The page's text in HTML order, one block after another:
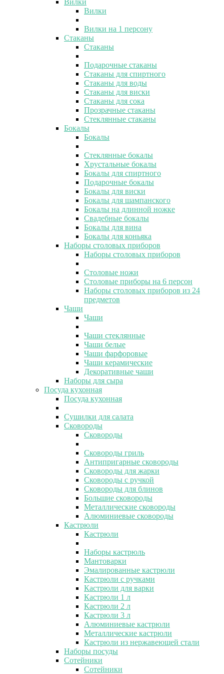
Вилки
Вилки на 1 персону
Стаканы
Стаканы
Подарочные стаканы
Стаканы для спиртного
Стаканы для воды
Стаканы для виски
Стаканы для сока
Прозрачные стаканы
Стеклянные стаканы
Бокалы
Бокалы
Стеклянные бокалы
Хрустальные бокалы
Бокалы для спиртного
Подарочные бокалы
Бокалы для виски
Бокалы для шампанского
Бокалы на длинной ножке
Свадебные бокалы
Бокалы для вина
Бокалы для коньяка
Наборы столовых приборов
Наборы столовых приборов
Столовые ножи
Столовые приборы на 6 персон
Наборы столовых приборов из 24
предметов
Чаши
Чаши
Чаши стеклянные
Чаши белые
Чаши фарфоровые
Чаши керамические
Декоративные чаши
Наборы для сыра
Посуда кухонная
Посуда кухонная
Сушилки для салата
Сковороды
Сковороды
Сковороды гриль
Антипригарные сковороды
Сковороды для жарки
Сковороды с ручкой
Сковороды для блинов
Большие сковороды
Металлические сковороды
Алюминиевые сковороды
Кастрюли
Кастрюли
Наборы кастрюль
Мантоварки
Эмалированные кастрюли
Кастрюли с ручками
Кастрюли для варки
Кастрюли 1 л
Кастрюли 2 л
Кастрюли 3 л
Алюминиевые кастрюли
Металлические кастрюли
Кастрюли из нержавеющей стали
Наборы посуды
Сотейники
Сотейники